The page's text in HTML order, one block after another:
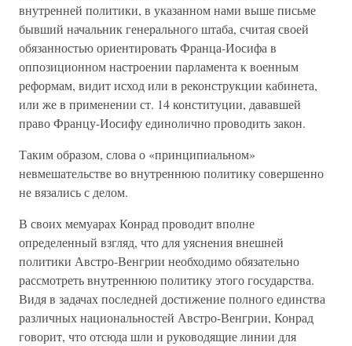
внутренней политики, в указанном нами выше письме
бывший начальник генерального штаба, считая своей
обязанностью ориентировать Франца-Иосифа в
оппозиционном настроении парламента к военным
реформам, видит исход или в реконструкции кабинета,
или же в применении ст. 14 конституции, дававшей
право Францу-Иосифу единолично проводить закон.
Таким образом, слова о «принципиальном»
невмешательстве во внутреннюю политику совершенно
не вязались с делом.
В своих мемуарах Конрад проводит вполне
определенный взгляд, что для уяснения внешней
политики Австро-Венгрии необходимо обязательно
рассмотреть внутреннюю политику этого государства.
Видя в задачах последней достижение полного единства
различных национальностей Австро-Венгрии, Конрад
говорит, что отсюда шли и руководящие линии для